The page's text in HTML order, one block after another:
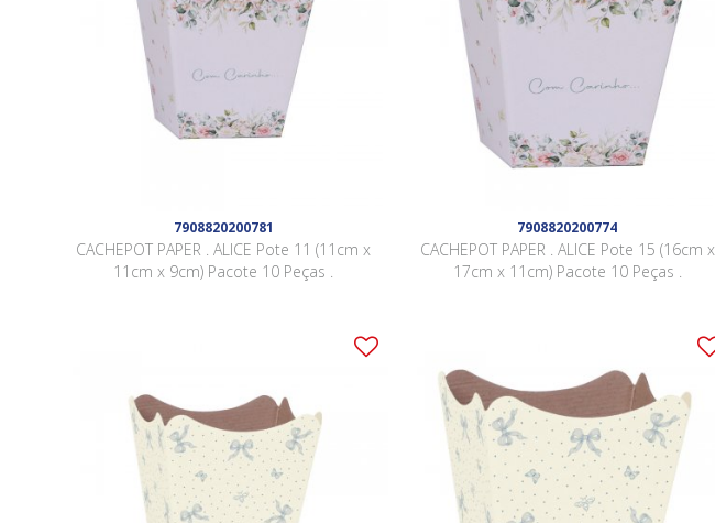
7908820200781
CACHEPOT PAPER . ALICE Pote 11 (11cm x
11cm x 9cm) Pacote 10 Peças .
7908820200774
CACHEPOT PAPER . ALICE Pote 15 (16cm x
17cm x 11cm) Pacote 10 Peças .